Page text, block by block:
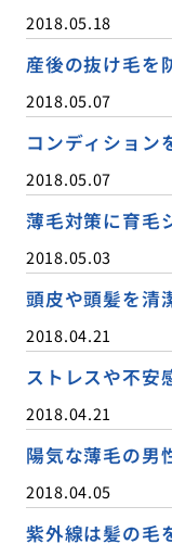
2018.05.18
産後の抜け毛を
2018.05.07
コンディション
2018.05.07
薄毛対策に育毛
2018.05.03
頭皮や頭髪を清
2018.04.21
ストレスや不安
2018.04.21
陽気な薄毛の男
2018.04.05
紫外線は髪の毛